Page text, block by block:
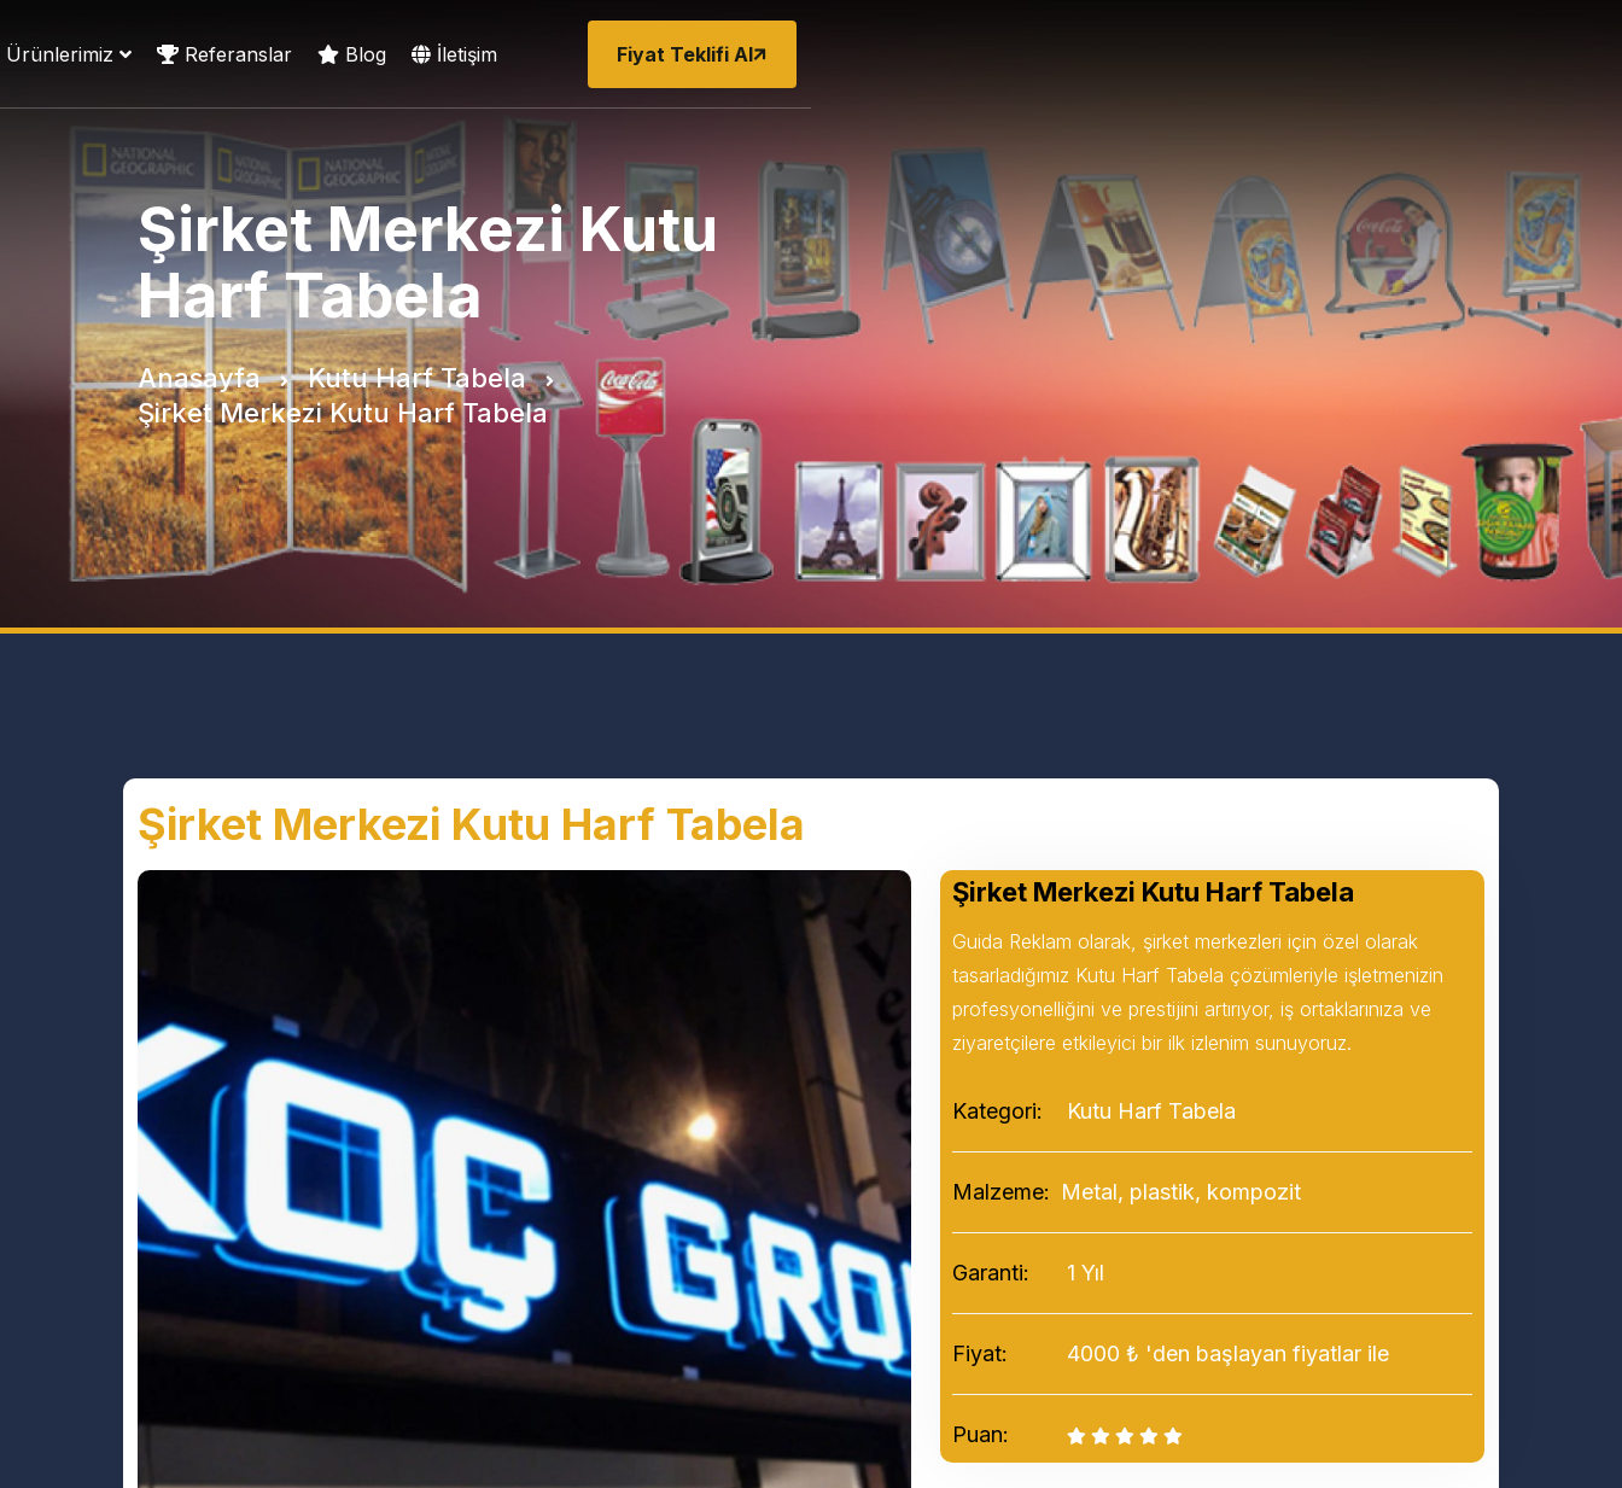
Ürünlerimiz Referanslar Blog İletişim Fiyat Teklifi Al
Şirket Merkezi Kutu
Harf Tabela
Anasayfa
Kutu Harf Tabela
Şirket Merkezi Kutu Harf Tabela
Şirket Merkezi Kutu Harf Tabela
Şirket Merkezi Kutu Harf Tabela
Guida Reklam olarak, şirket merkezleri için özel olarak
tasarladığımız Kutu Harf Tabela çözümleriyle işletmenizin
profesyonelliğini ve prestijini artırıyor, iş ortaklarınıza ve
ziyaretçilere etkileyici bir ilk izlenim sunuyoruz.
Kategori: Kutu Harf Tabela
Malzeme: Metal, plastik, kompozit
Garanti: 1 Yıl
Fiyat: 4000 ₺ 'den başlayan fiyatlar ile
Puan: